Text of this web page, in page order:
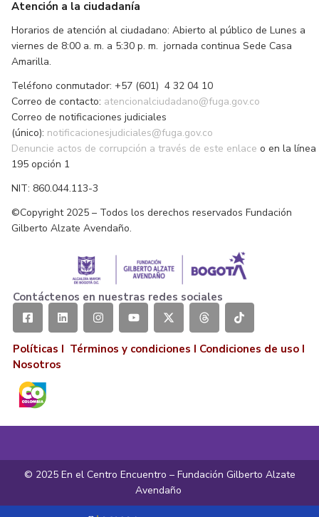
Atención a la ciudadanía
Horarios de atención al ciudadano: Abierto al público de Lunes a
viernes de 8:00 a. m. a 5:30 p. m. jornada continua Sede Casa
Amarilla.
Teléfono conmutador: +57 (601) 4 32 04 10
Correo de contacto: atencionalciudadano@fuga.gov.co
Correo de notificaciones judiciales
(único): notificacionesjudiciales@fuga.gov.co
Denuncie actos de corrupción a través de este enlace o en la línea
195 opción 1
NIT: 860.044.113-3
©Copyright 2025 – Todos los derechos reservados Fundación
Gilberto Alzate Avendaño.
Contáctenos en nuestras redes sociales
Políticas I Términos y condiciones I Condiciones de uso I
Nosotros
© 2025 En el Centro Encuentro – Fundación Gilberto Alzate
Avendaño